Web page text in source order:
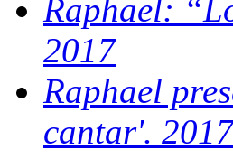
Raphael:
2017
Raphael
cantar'. 2017